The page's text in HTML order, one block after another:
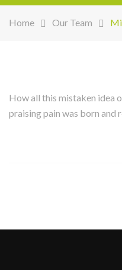
Home Our Team
How all this mistaken idea
praising pain was born and